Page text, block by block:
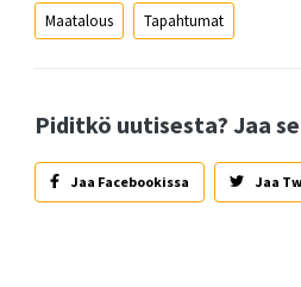
Maatalous Tapahtumat
Piditkö uutisesta? Jaa
Jaa Facebookissa Jaa